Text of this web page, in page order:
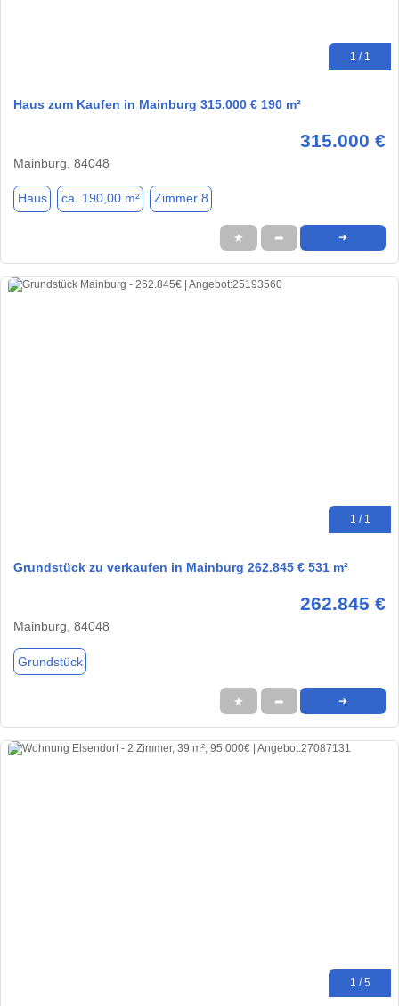
1 / 1
Haus zum Kaufen in Mainburg 315.000 € 190 m²
315.000 €
Mainburg, 84048
Haus ca. 190,00 m² Zimmer 8
★ ➦ ➜
1 / 1
Grundstück zu verkaufen in Mainburg 262.845 € 531 m²
262.845 €
Mainburg, 84048
Grundstück
★ ➦ ➜
1 / 5